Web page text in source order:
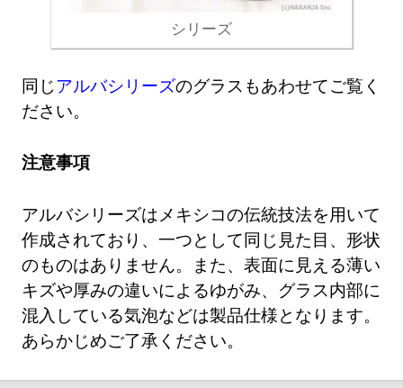
シリーズ
同じ アルバシリーズのグラスもあわせてご覧く
ださい。
注意事項
アルバシリーズはメキシコの伝統技法を用いて
作成されており、一つとして同じ見た目、形状
のものはありません。また、表面に見える薄い
キズや厚みの違いによるゆがみ、グラス内部に
混入している気泡などは製品仕様となります。
あらかじめご了承ください。